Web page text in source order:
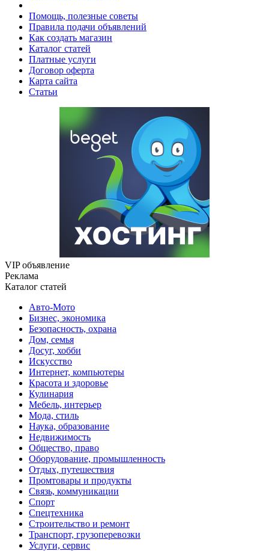
Помощь, полезные советы
Правила подачи объявлений
Как создать магазин
Каталог статей
Платные услуги
Договор оферта
Карта сайта
Статьи
VIP объявление
Реклама
Каталог статей
Авто-Мото
Бизнес, экономика
Безопасность, охрана
Дом, семья
Досуг, хобби
Искусство
Интернет, компьютеры
Красота и здоровье
Кулинария
Мебель, интерьер
Мода, стиль
Наука, образование
Недвижимость
Общество, право
Оборудование, промышленность
Отдых, путешествия
Промтовары и продукты
Связь, коммуникации
Спорт
Спецтехника
Строительство и ремонт
Транспорт, грузоперевозки
Услуги, сервис